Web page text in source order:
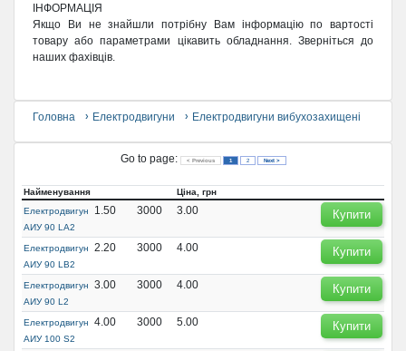
ІНФОРМАЦІЯ
Якщо Ви не знайшли потрібну Вам інформацію по вартості
товару або параметрами цікавить обладнання. Зверніться до
наших фахівців.
Головна Електродвигуни Електродвигуни вибухозахищені
Go to page: < Previous 1 2 Next >
Найменування
Ціна, грн
Електродвигун
АИУ 90 LA2
1.50 3000 3.00 Купити
Електродвигун
АИУ 90 LВ2
2.20 3000 4.00 Купити
Електродвигун
АИУ 90 L2
3.00 3000 4.00 Купити
Електродвигун
АИУ 100 S2
4.00 3000 5.00 Купити